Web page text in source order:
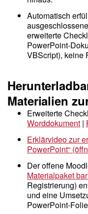
Automatisch
erweiterte
PowerPoint-
VBScript), keine
Materialien
Erweiterte
Worddokument |
Erklärvideo zur
PowerPoint“
Der offene
Materialpaket
Registrierung)
und eine
PowerPoint-